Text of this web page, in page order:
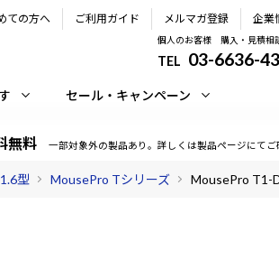
ての方へ ご利用ガイド メルマガ登録 企業
個人のお客様 購入・見積相
TEL 03-6636-
セール・キャンペーン
無料 一部対象外の製品あり。詳しくは製品ページにてご
型 MousePro Tシリーズ MousePro T1-